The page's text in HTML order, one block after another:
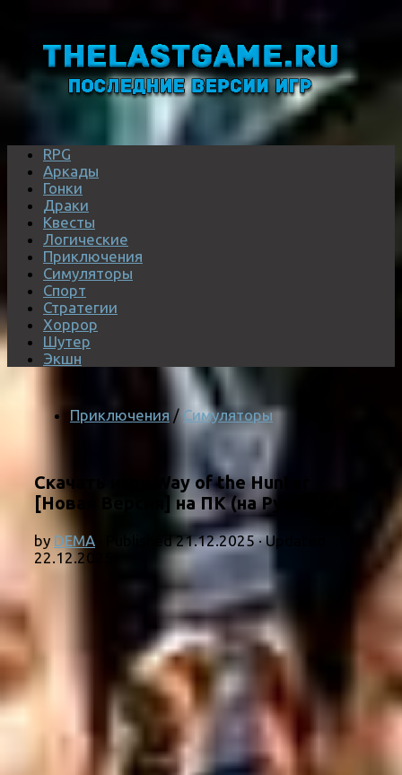
RPG
Аркады
Гонки
Драки
Квесты
Логические
Приключения
Симуляторы
Спорт
Стратегии
Хоррор
Шутер
Экшн
Приключения / Симуляторы
Скачать игру Way of the Hunter
[Новая Версия] на ПК (на Русском)
by DEMA · Published21.12.2025· Updated
22.12.2025